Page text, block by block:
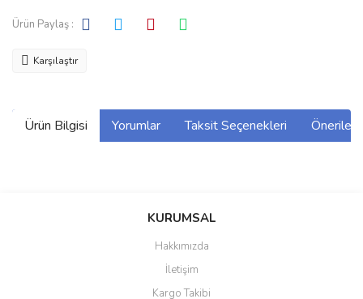
Ürün Paylaş :
Karşılaştır
Ürün Bilgisi Yorumlar Taksit Seçenekleri
Bu ürüne ilk yorumu siz yapın!
Yorum Yaz
Ürün resmi kalitesiz, bozuk veya görüntülenemiyor.
KURUMSAL
Hakkımızda
İletişim
Kargo Takibi